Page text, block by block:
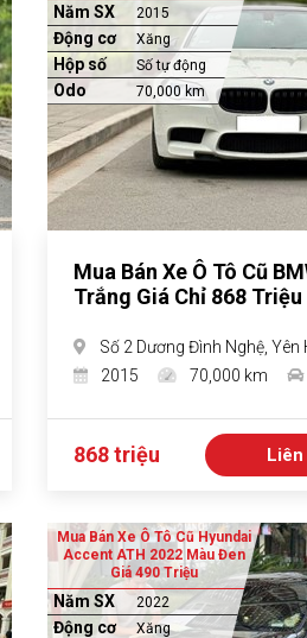
Năm SX 2015
Động cơ Xăng
Hộp số Số tự động
Odo 70,000 km
Mua Bán Xe Ô Tô Cũ
Trắng Giá Chỉ 868 Triệu
Số 2 Dương Đình Nghệ, Yên
2015
70,000 km
868 triệu Liên
Mua Bán Xe Ô Tô Cũ Hyundai
Accent ATH 2022 Màu Đen
Giá 490 Triệu
Năm SX 2022
Động cơ Xăng